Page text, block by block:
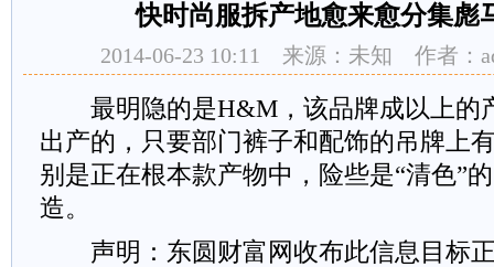
快时尚服拆产地愈来愈分集彪
2014-06-23 10:11 来源：未知 作者
最明隐的是H&M，该品牌成以上的
出产的，只要部门裤子和配饰的吊牌上
别是正在根本款产物中，险些是“清色”
造。
声明：东圆财富网收布此信息目标正